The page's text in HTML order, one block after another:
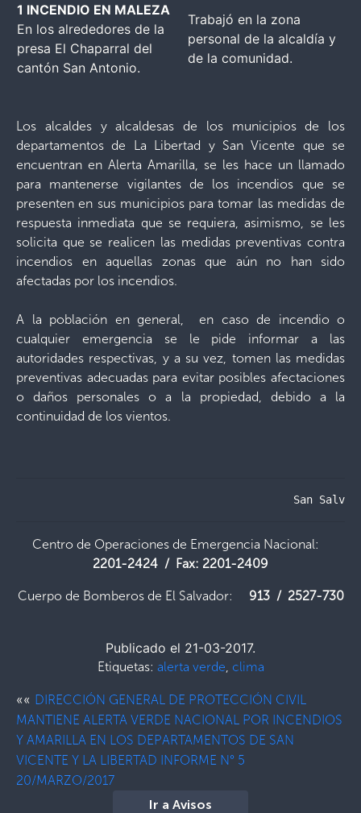
1 INCENDIO EN MALEZA
En los alrededores de la
presa El Chaparral del
cantón San Antonio.
Trabajó en la zona
personal de la alcaldía y
de la comunidad.
Los alcaldes y alcaldesas de los municipios de los
departamentos de La Libertad y San Vicente que se
encuentran en Alerta Amarilla, se les hace un llamado
para mantenerse vigilantes de los incendios que se
presenten en sus municipios para tomar las medidas de
respuesta inmediata que se requiera, asimismo, se les
solicita que se realicen las medidas preventivas contra
incendios en aquellas zonas que aún no han sido
afectadas por los incendios.
A la población en general, en caso de incendio o
cualquier emergencia se le pide informar a las
autoridades respectivas, y a su vez, tomen las medidas
preventivas adecuadas para evitar posibles afectaciones
o daños personales o a la propiedad, debido a la
continuidad de los vientos.
San
Centro de Operaciones de Emergencia Nacional:
2201-2424 / Fax: 2201-2409
Cuerpo de Bomberos de El Salvador: 913 / 2527-730
Publicado el 21-03-2017.
Etiquetas: alerta verde, clima
«« DIRECCIÓN GENERAL DE PROTECCIÓN CIVIL
MANTIENE ALERTA VERDE NACIONAL POR INCENDIOS
Y AMARILLA EN LOS DEPARTAMENTOS DE SAN
VICENTE Y LA LIBERTAD INFORME N° 5
20/MARZO/2017
Ir a Avisos